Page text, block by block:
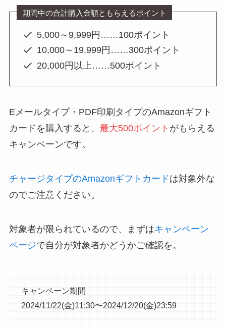
期間中の合計購入金額ともらえるポイント
5,000～9,999円……100ポイント
10,000～19,999円……300ポイント
20,000円以上……500ポイント
Eメールタイプ・PDF印刷タイプのAmazonギフト
カードを購入すると、 最大500ポイント がもらえる
キャンペーンです。
チャージタイプのAmazonギフトカードは対象外な
のでご注意ください。
対象者が限られているので、まずはキャンペーン
ページで自分が対象者かどうかご確認を。
キャンペーン期間
2024/11/22(金)11:30〜2024/12/20(金)23:59